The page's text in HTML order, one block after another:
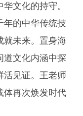
文化的持守。
年的中华传统技
就未来。置身海
道文化内涵中探
活见证。王老师
体再次焕发时代